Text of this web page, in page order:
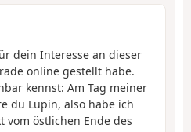
dein Interesse an dieser
online gestellt habe.
kennst: Am Tag meiner
du Lupin, also habe ich
vom östlichen Ende des